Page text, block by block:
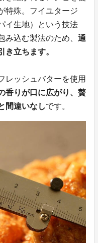
特殊。フイユタージ
イ生地）という技法
み込む製法のため、 通
き立ちます。
レッシュバターを使用
香りが口に広がり、贅
間違いなしです。